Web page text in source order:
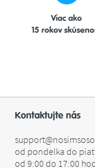
Viac ako
15 rokov
Kontaktujte nás
od pondelka do
od 9:00 do 17:00